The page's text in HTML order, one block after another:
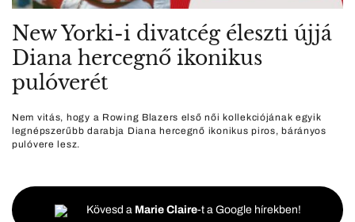
New Yorki-i divatcég éleszti újjá
Diana hercegnő ikonikus
pulóverét
Nem vitás, hogy a Rowing Blazers első női kollekciójának egyik
legnépszerűbb darabja Diana hercegnő ikonikus piros, bárányos
pulóvere lesz.
Kövesd a Marie Claire-t a Google hírekben!